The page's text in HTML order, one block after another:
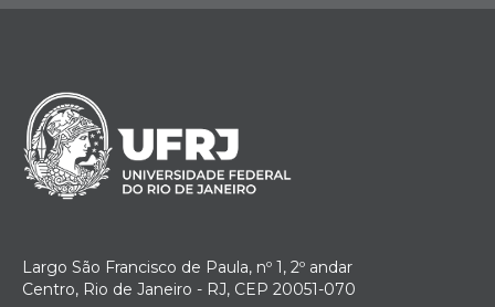
Largo São Francisco de Paula, nº 1, 2º andar
Centro, Rio de Janeiro - RJ, CEP 20051-070